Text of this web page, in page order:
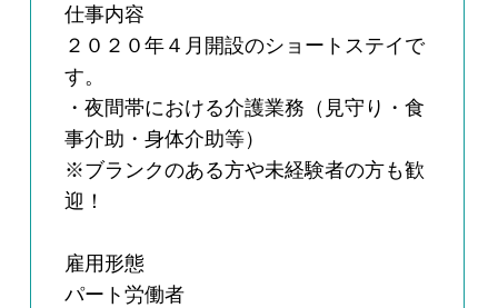
仕事内容
２０２０年４月開設のショートステイで
す。
・夜間帯における介護業務（見守り・食
事介助・身体介助等）
※ブランクのある方や未経験者の方も歓
迎！
雇用形態
パート労働者